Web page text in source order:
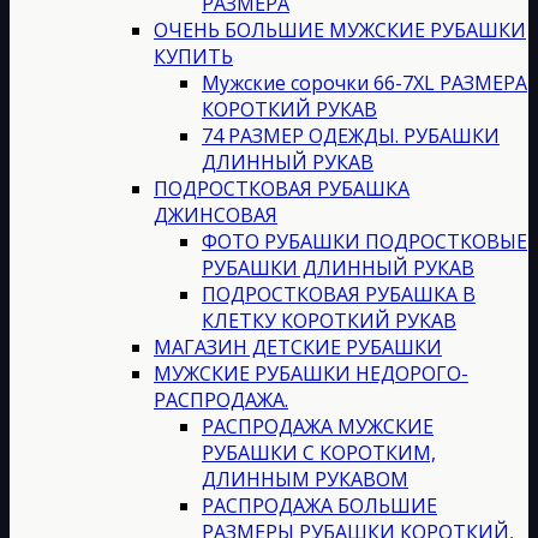
ОЧЕНЬ БОЛЬШИЕ МУЖСКИЕ РУБАШКИ
КУПИТЬ
Мужские сорочки 66-7XL РАЗМЕРА
КОРОТКИЙ РУКАВ
74 РАЗМЕР ОДЕЖДЫ. РУБАШКИ
ДЛИННЫЙ РУКАВ
ПОДРОСТКОВАЯ РУБАШКА
ДЖИНСОВАЯ
ФОТО РУБАШКИ ПОДРОСТКОВЫЕ
РУБАШКИ ДЛИННЫЙ РУКАВ
ПОДРОСТКОВАЯ РУБАШКА В
КЛЕТКУ КОРОТКИЙ РУКАВ
МАГАЗИН ДЕТСКИЕ РУБАШКИ
МУЖСКИЕ РУБАШКИ НЕДОРОГО-
РАСПРОДАЖА.
РАСПРОДАЖА МУЖСКИЕ
РУБАШКИ С КОРОТКИМ,
ДЛИННЫМ РУКАВОМ
РАСПРОДАЖА БОЛЬШИЕ
РАЗМЕРЫ РУБАШКИ КОРОТКИЙ,